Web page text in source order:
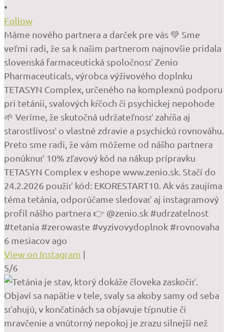
•
Follow
Máme nového partnera a darček pre vás 💚 Sme
veľmi radi, že sa k našim partnerom najnovšie pridala
slovenská farmaceutická spoločnosť Zenio
Pharmaceuticals, výrobca výživového doplnku
TETASYN Complex, určeného na komplexnú podporu
pri tetánii, svalových kŕčoch či psychickej nepohode
🌱 Veríme, že skutočná udržateľnosť zahŕňa aj
starostlivosť o vlastné zdravie a psychickú rovnováhu.
Preto sme radi, že vám môžeme od nášho partnera
ponúknuť 10% zľavový kód na nákup prípravku
TETASYN Complex v eshope www.zenio.sk. Stačí do
24.2.2026 použiť kód: EKORESTART10. Ak vás zaujíma
téma tetánia, odporúčame sledovať aj instagramový
profil nášho partnera 👉 @zenio.sk #udrzatelnost
#tetania #zerowaste #vyzivovydoplnok #rovnovaha
6 mesiacov ago
View on Instagram |
5/6